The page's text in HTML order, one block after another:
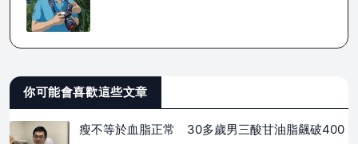
你可能會喜歡這些文章
瘦不等於血脂正常 30多歲男三酸甘油脂飆破400